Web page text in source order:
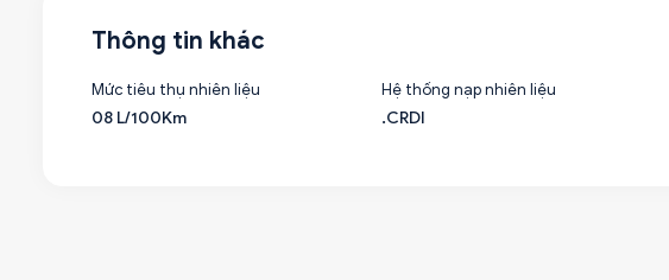
Thông tin khác
Mức tiêu thụ nhiên liệu
08 L/100Km
Hệ thống nạp nhiên liệu
.CRDI